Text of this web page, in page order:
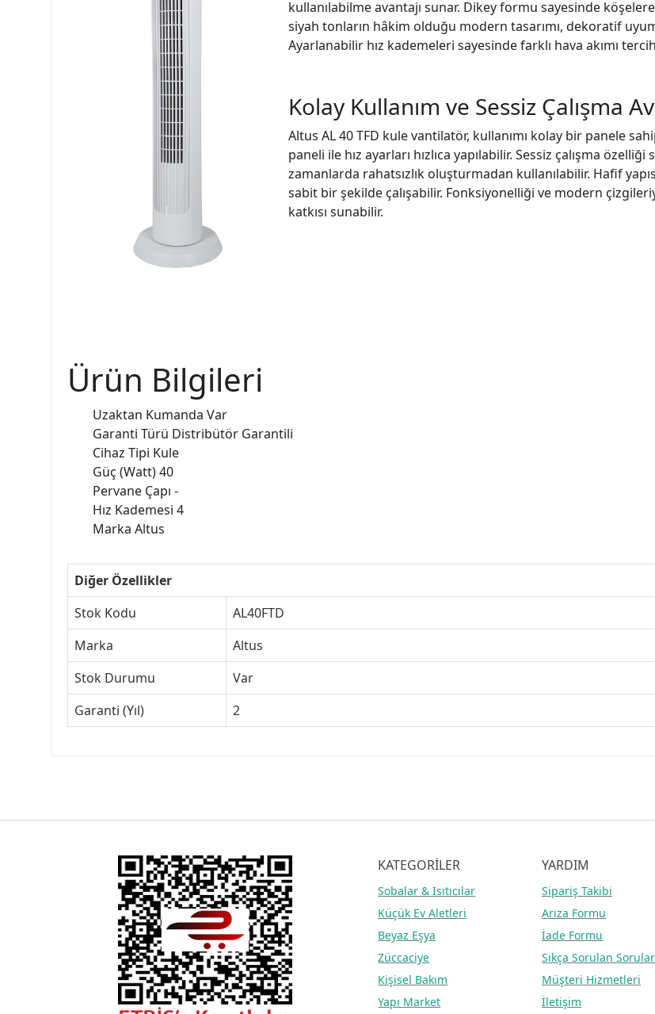
kullanılabilme avantajı sunar. Dikey formu sayesinde
siyah tonların hâkim olduğu modern tasarımı, dekoratif
Ayarlanabilir hız kademeleri sayesinde farklı hava akımı
Kolay Kullanım ve Sessiz Çalışma
Altus AL 40 TFD kule vantilatör, kullanımı kolay bir panele
paneli ile hız ayarları hızlıca yapılabilir. Sessiz çalışma
zamanlarda rahatsızlık oluşturmadan kullanılabilir. Hafif
sabit bir şekilde çalışabilir. Fonksiyonelliği ve modern
katkısı sunabilir.
Ürün Bilgileri
Uzaktan Kumanda Var
Garanti Türü Distribütör Garantili
Cihaz Tipi Kule
Güç (Watt) 40
Pervane Çapı -
Hız Kademesi 4
Marka Altus
Diğer Özellikler
Stok Kodu
AL40FTD
Marka
Altus
Stok Durumu
Var
Garanti (Yıl)
2
KATEGORİLER
Sobalar & Isıtıcılar
Küçük Ev Aletleri
Beyaz Eşya
Züccaciye
Kişisel Bakım
Yapı Market
YARDIM
Sipariş Takibi
Arıza Formu
İade Formu
Sıkça Sorulan Sorular
Müşteri Hizmetleri
İletişim